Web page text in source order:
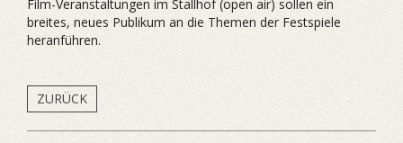
Film-Veranstaltungen im Stallhof (open air) sollen ein
breites, neues Publikum an die Themen der Festspiele
heranführen.
ZURÜCK